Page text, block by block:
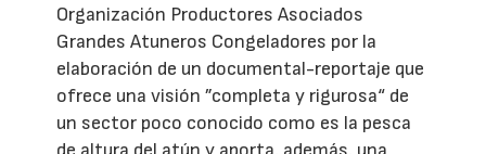
Organización Productores Asociados
Grandes Atuneros Congeladores por la
elaboración de un documental-reportaje que
ofrece una visión ”completa y rigurosa“ de
un sector poco conocido como es la pesca